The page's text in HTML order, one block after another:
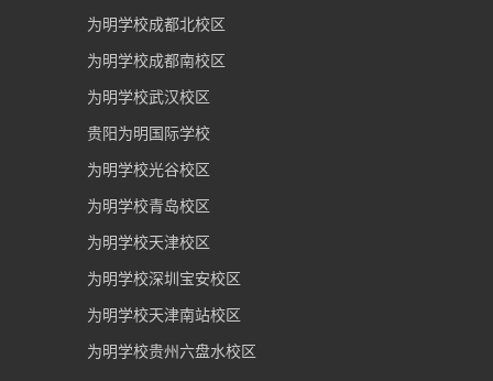
为明学校成都北校区
为明学校成都南校区
为明学校武汉校区
贵阳为明国际学校
为明学校光谷校区
为明学校青岛校区
为明学校天津校区
为明学校深圳宝安校区
为明学校天津南站校区
为明学校贵州六盘水校区